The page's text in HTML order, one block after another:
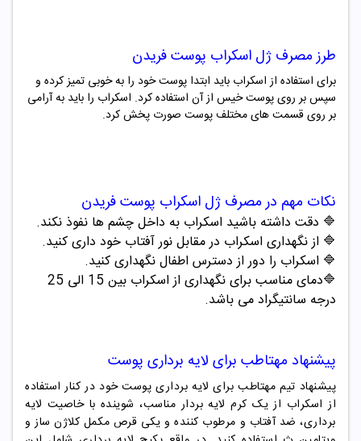
طرز مصرف ژل اسکراب پوست فریدن
برای استفاده از اسکراب باید ابتدا پوست خود را به خوبی تمیز کرده و
سپس بر روی پوست خیس از آن استفاده کرد. اسکراب را باید به آرامی
بر روی قسمت های مختلف پوست صورت پخش کرد.
نکات مهم در مصرف ژل اسکراب پوست فریدن
🔷 دقت داشته باشید اسکراب به داخل چشم ها نفوذ نکند.
🔷 از نگهداری اسکراب در مقابل نور آفتاب خود داری کنید.
🔷 اسکراب را دور از دسترس اطفال نگهداری کنید.
🔷دمای مناسب برای نگهداری از اسکراب بین 15 الی 25
درجه سانتیگراد می باشد.
پیشنهاد مهتاطب برای لایه برداری پوست
پیشنهاد تیم مهتاطب برای لایه برداری پوست خود در کنار استفاده
از اسکراب از یک کرم لایه بردار مناسب، شوینده با خاصیت لایه
برداری، ضد آفتاب و مرطوب کننده و یکی قرص مکمل کلاژن ساز و